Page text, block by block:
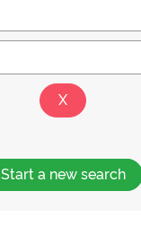
Start a new search